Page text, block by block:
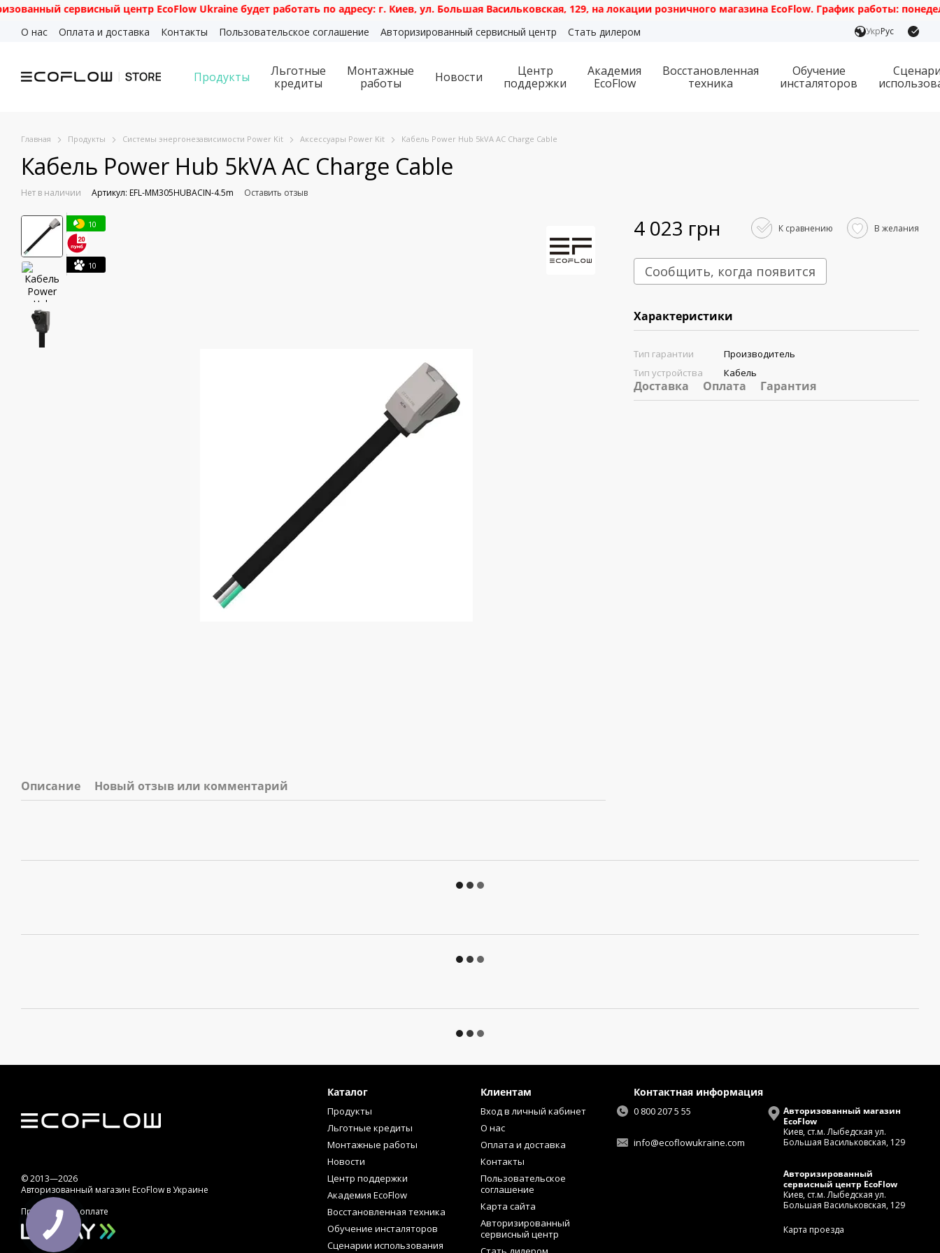
Перейти к основному контенту
сервисный центр EcoFlow Ukraine будет работать по адресу: г. Киев, ул. Большая Васильковская, 129, на локации розничного магазина EcoFlow. График работы:
О нас
Оплата и доставка Контакты Пользовательское соглашение Авторизированный сервисный центр Стать дилером УкрРус
Продукты
Льготные
кредиты
Монтажные
работы
Новости
Центр
поддержки
Академия
EcoFlow
Восстановленная
техника
Обучение
инсталяторов
Главная Продукты Системы энергонезависимости Power Kit Аксессуары Power Kit Кабель Power Hub 5kVA AC Charge Cable
Кабель Power Hub 5kVA AC Charge Cable
Нет в наличии Артикул: EFL-MM305HUBACIN-4.5m Оставить отзыв
10
10
Описание Новый отзыв или комментарий
4 023 грн К сравнению В желания
Сообщить, когда появится
Характеристики
Тип гарантии
Производитель
Тип устройства
Кабель
Доставка Оплата Гарантия
© 2013—2026
Авторизованный магазин EcoFlow в Украине
Принимаем к оплате
Каталог
Продукты
Льготные кредиты
Монтажные работы
Новости
Центр поддержки
Академия EcoFlow
Восстановленная техника
Обучение инсталяторов
Сценарии использования
Клиентам
Вход в личный кабинет
О нас
Оплата и доставка
Контакты
Пользовательское
соглашение
Карта сайта
Авторизированный
сервисный центр
Контактная информация
0 800 207 5 55
info@ecoflowukraine.com
Авторизованный магазин
EcoFlow
Киев, ст.м. Лыбедская ул.
Большая Васильковская, 129
Авторизированный
сервисный центр EcoFlow
Киев, ст.м. Лыбедская ул.
Большая Васильковская, 129
Карта проезда